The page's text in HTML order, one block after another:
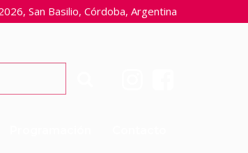
San Basilio, Córdoba, Argentina